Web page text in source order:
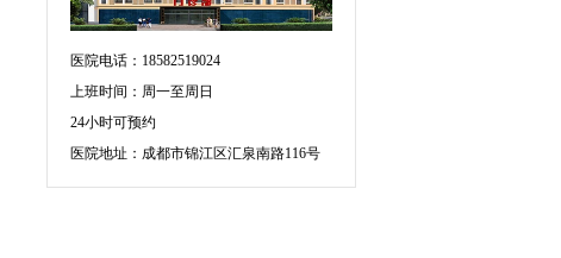
医院电话：18582519024
上班时间：周一至周日
24小时可预约
医院地址：成都市锦江区汇泉南路116号